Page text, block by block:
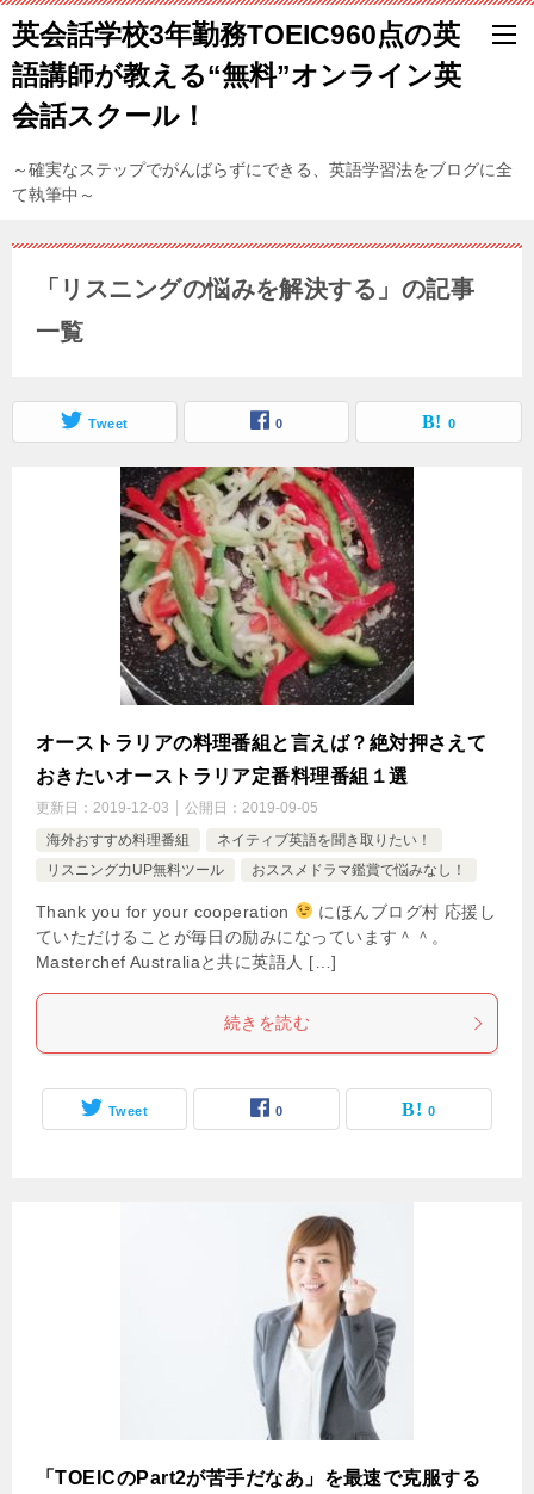
英会話学校3年勤務TOEIC960点の英
語講師が教える“無料”オンライン英
会話スクール！
～確実なステップでがんばらずにできる、英語学習法をブログに全
て執筆中～
「リスニングの悩みを解決する」の記事
一覧
Tweet 0 0
オーストラリアの料理番組と言えば？絶対押さえて
おきたいオーストラリア定番料理番組１選
更新日： 2019-12-03 公開日： 2019-09-05
海外おすすめ料理番組
ネイティブ英語を聞き取りたい！
リスニング力UP無料ツール
おススメドラマ鑑賞で悩みなし！
Thank you for your cooperation
にほんブログ村 応援し
ていただけることが毎日の励みになっています＾＾。
Masterchef Australiaと共に英語人 […]
続きを読む
Tweet 0 0
「TOEICのPart2が苦手だなあ」を最速で克服する